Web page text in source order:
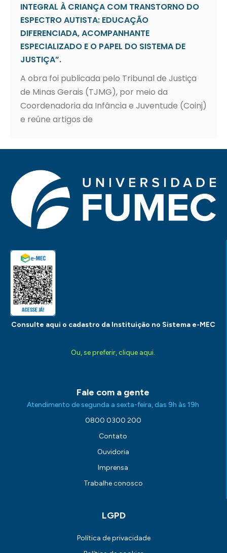
INTEGRAL À CRIANÇA COM TRANSTORNO DO
ESPECTRO AUTISTA: EDUCAÇÃO
DIFERENCIADA, ACOMPANHANTE
ESPECIALIZADO E O PAPEL DO SISTEMA DE
JUSTIÇA”.
A obra foi publicada pelo Tribunal de Justiça
de Minas Gerais (TJMG), por meio da
Coordenadoria da Infância e Juventude (Coinj)
e reúne artigos de
Consulte aqui o cadastro da Instituição no Sistema e-MEC
Ou, se preferir, clique aqui.
Fale com a gente
Atendimento de segunda a sexta-feira, das 9h às 19h
0800 0300 200
Contato
Ouvidoria
Imprensa
Trabalhe conosco
LGPD
Política de privacidade